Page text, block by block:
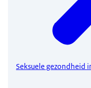
Seksuele gezondheid